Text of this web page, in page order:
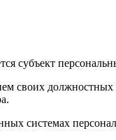
субъект
должностных
системах